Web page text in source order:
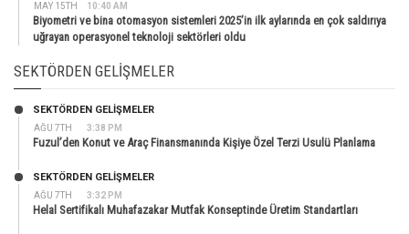
MAY 15TH 10:40 AM
Biyometri ve bina otomasyon sistemleri 2025’in ilk aylarında en çok saldırıya
uğrayan operasyonel teknoloji sektörleri oldu
SEKTÖRDEN GELIŞMELER
AĞU 7TH 3:38 PM
SEKTÖRDEN GELIŞMELER
Fuzul’den Konut ve Araç Finansmanında Kişiye Özel Terzi Usulü Planlama
AĞU 7TH 3:32 PM
SEKTÖRDEN GELIŞMELER
Helal Sertifikalı Muhafazakar Mutfak Konseptinde Üretim Standartları